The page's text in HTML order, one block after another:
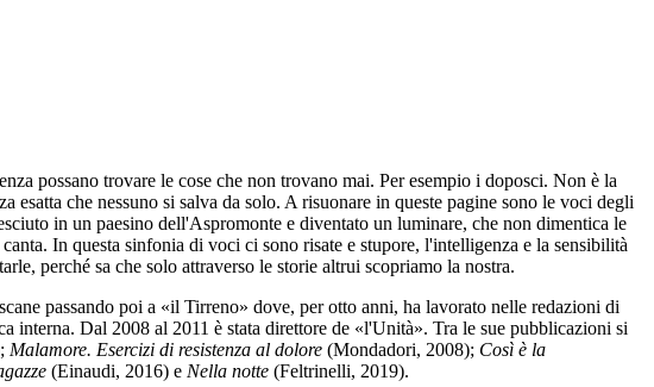
possano trovare le cose che non trovano mai. Per esempio i doposci. Non è la
che nessuno si salva da solo. A risuonare in queste pagine sono le voci degli
in un paesino dell'Aspromonte e diventato un luminare, che non dimentica le
In questa sinfonia di voci ci sono risate e stupore, l'intelligenza e la sensibilità
perché sa che solo attraverso le storie altrui scopriamo la nostra.
passando poi a «il Tirreno» dove, per otto anni, ha lavorato nelle redazioni di
Dal 2008 al 2011 è stata direttore de «l'Unità». Tra le sue pubblicazioni si
Malamore. Esercizi di resistenza al dolore (Mondadori, 2008); Così è la
(Einaudi, 2016) e Nella notte (Feltrinelli, 2019).